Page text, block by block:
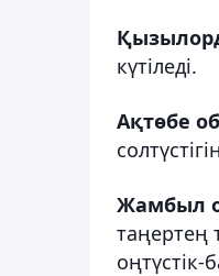
күтіледі.
Ақтөбе
Жамбыл
таңертең